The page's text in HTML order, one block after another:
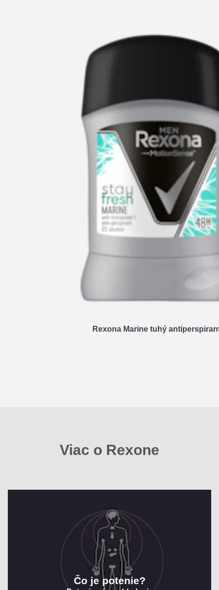
Rexona Marine tuhý
Viac o Rexone
Čo je potenie?